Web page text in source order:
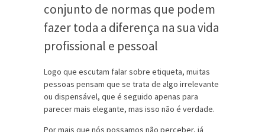
conjunto de normas que podem
fazer toda a diferença na sua vida
profissional e pessoal
Logo que escutam falar sobre etiqueta, muitas
pessoas pensam que se trata de algo irrelevante
ou dispensável, que é seguido apenas para
parecer mais elegante, mas isso não é verdade.
Por mais que nós possamos não perceber, já